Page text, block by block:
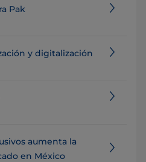
Pak
y digitalización
aumenta la
en México